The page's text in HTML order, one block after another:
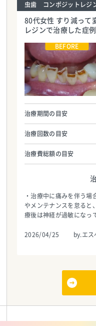
虫歯 コンポジットレ
80代女性 すり減って
レジンで治療した症例
エスペレ歯科・ホープデンタルクリ
TEL:0484624183
治療期間の目安
治療回数の目安
治療費総額の目安
・治療中に痛みを伴う
やメンテナンスを怠ると
療後は神経が過敏になっ
2026/04/25 by.エ